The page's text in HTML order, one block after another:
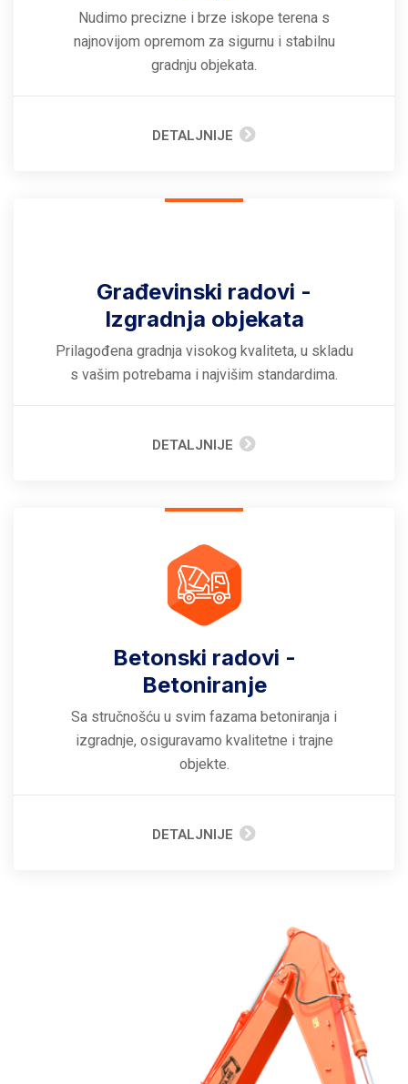
Nudimo precizne i brze iskope terena s
najnovijom opremom za sigurnu i stabilnu
gradnju objekata.
DETALJNIJE
Građevinski radovi -
Izgradnja objekata
Prilagođena gradnja visokog kvaliteta, u skladu
s vašim potrebama i najvišim standardima.
DETALJNIJE
Betonski radovi -
Betoniranje
Sa stručnošću u svim fazama betoniranja i
izgradnje, osiguravamo kvalitetne i trajne
objekte.
DETALJNIJE